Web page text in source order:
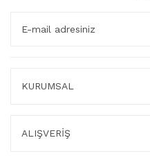
KURUMSAL
ALIŞVERİŞ